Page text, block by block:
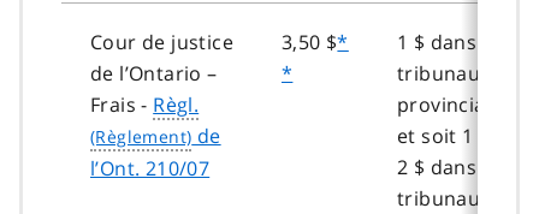
Cour de justice
de l’Ontario –
Frais - Règl.
de
l’Ont. 210/07
3,50 $*
*
1 $ dans les
tribunaux
provinciaux;
et soit 1 $ soit
2 $ dans les
tribunaux